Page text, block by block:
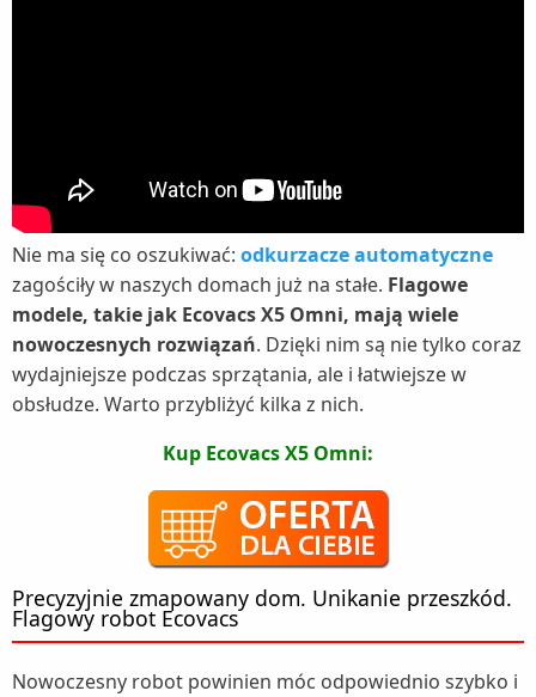
Nie ma się co oszukiwać: odkurzacze automatyczne
zagościły w naszych domach już na stałe. Flagowe
modele, takie jak Ecovacs X5 Omni, mają wiele
nowoczesnych rozwiązań. Dzięki nim są nie tylko coraz
wydajniejsze podczas sprzątania, ale i łatwiejsze w
obsłudze. Warto przybliżyć kilka z nich.
Kup Ecovacs X5 Omni:
Precyzyjnie zmapowany dom. Unikanie przeszkód.
Flagowy robot Ecovacs
Nowoczesny robot powinien móc odpowiednio szybko i